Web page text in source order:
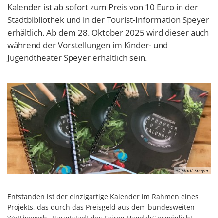
Kalender ist ab sofort zum Preis von 10 Euro in der
Stadtbibliothek und in der Tourist-Information Speyer
erhältlich. Ab dem 28. Oktober 2025 wird dieser auch
während der Vorstellungen im Kinder- und
Jugendtheater Speyer erhältlich sein.
© Stadt Speyer
Entstanden ist der einzigartige Kalender im Rahmen eines
Projekts, das durch das Preisgeld aus dem bundesweiten